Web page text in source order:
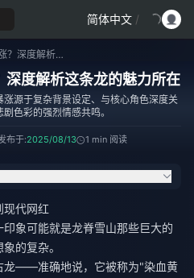
简体中文 /
原神杜林为何人气暴涨？深度解析这条龙的魅力所在
度解析这条龙的魅力所在
源于复杂背景设定、与核心角色深度关
色彩的强烈情感共鸣。
布于:2025/08/13 1 min 阅读
现代网红
象可能就是龙脊雪山那些巨大的
的复杂。
龙——准确地说，它被称为"染血黄